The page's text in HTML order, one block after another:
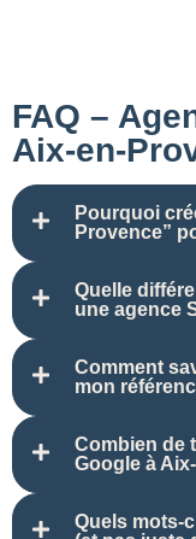
FAQ –
Aix-en-
Pourquoi
Provence”
Quelle
une agence
Comment
mon
Combien de
Google à
Quels mots-